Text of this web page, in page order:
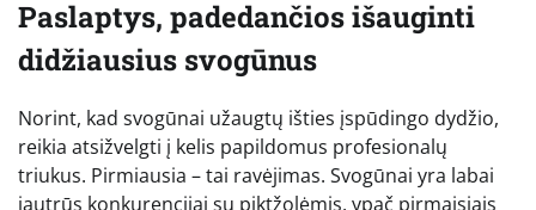
Paslaptys, padedančios išauginti
didžiausius svogūnus
Norint, kad svogūnai užaugtų išties įspūdingo dydžio,
reikia atsižvelgti į kelis papildomus profesionalų
triukus. Pirmiausia – tai ravėjimas. Svogūnai yra labai
jautrūs konkurencijai su piktžolėmis, ypač pirmaisiais